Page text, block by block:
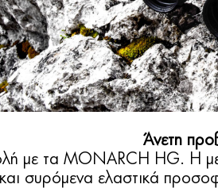
Άνετη
με τα MONARCH HG. Η
συρόμενα ελαστικά